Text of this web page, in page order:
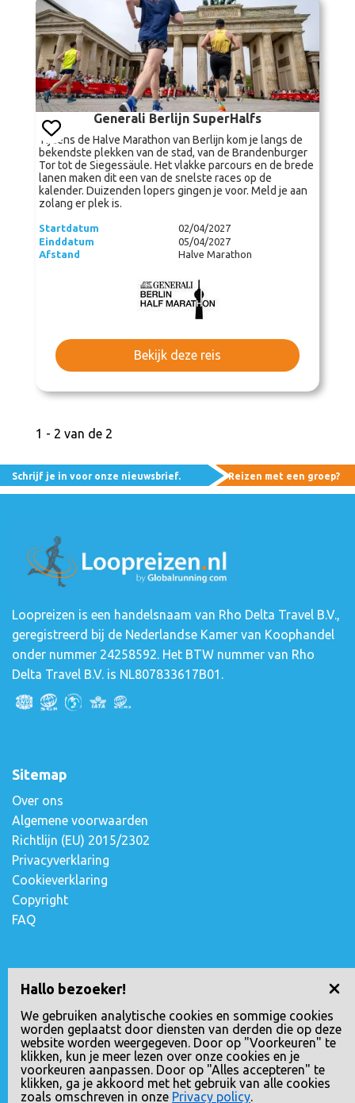
Generali Berlijn SuperHalfs
Tijdens de Halve Marathon van Berlijn kom je langs de
bekendste plekken van de stad, van de Brandenburger
Tor tot de Siegessäule. Het vlakke parcours en de brede
lanen maken dit een van de snelste races op de
kalender. Duizenden lopers gingen je voor. Meld je aan
zolang er plek is.
Startdatum
02/04/2027
Einddatum
05/04/2027
Afstand
Halve Marathon
Bekijk deze reis
1 - 2 van de 2
Hallo bezoeker!
We gebruiken analytische cookies en sommige cookies
worden geplaatst door diensten van derden die op deze
website worden weergegeven. Door op "Voorkeuren" te
klikken, kun je meer lezen over onze cookies en je
voorkeuren aanpassen. Door op "Alles accepteren" te
klikken, ga je akkoord met het gebruik van alle cookies
zoals omschreven in onze Privacy policy.
Schrijf je in voor onze nieuwsbrief. Reizen met een groep?
Loopreizen is een handelsnaam van Rho Delta Travel B.V.,
geregistreerd bij de Nederlandse Kamer van Koophandel
onder nummer 24258592. Het BTW nummer van Rho
Delta Travel B.V. is NL807833617B01.
Sitemap
Over ons
Algemene voorwaarden
Richtlijn (EU) 2015/2302
Privacyverklaring
Cookieverklaring
Copyright
FAQ
Contact opnemen
Escudostraat 2
2991 XV Barendrecht, Nederland
010-4971180
info@loopreizen.nl
KVK nr.: 24258592